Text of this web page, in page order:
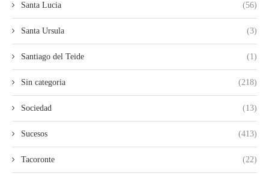
Santa Lucia (56)
Santa Ursula (3)
Santiago del Teide (1)
Sin categoria (218)
Sociedad (13)
Sucesos (413)
Tacoronte (22)